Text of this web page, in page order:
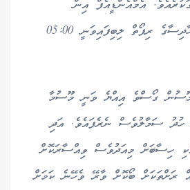
އެމްއެންޑީއެފް އިން
ބުނެފައިވާގޮތުގައި އެ ހާދިސާގެ ރިޕޯތް ލިބިފައިވަނީ 05:00
ގޯސްވެ އިއްޔެ ވަނީ މޫސުމާ
ހުދު ސަމާލުވެސް ނެރެފައެވެ. އަދި
ހިސާބަށް މިއަދުވެސް ވިއްސާރަކޮށް
ރަށްތަކަށް ބޯކޮށް ވާރޭ ވެހޭނެ ކަމަށް